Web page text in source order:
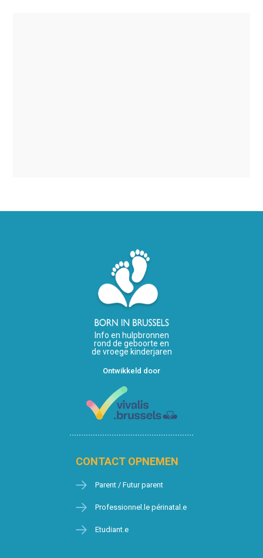
Info en hulpbronnen
rond de geboorte en
de vroege kinderjaren
Ontwikkeld door
CONTACT OPNEMEN
Parent / Futur parent
Professionnel.le périnatal.e
Etudiant.e